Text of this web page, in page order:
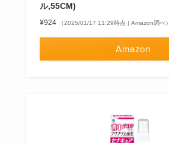
ル,55CM)
¥924 （2025/01/17 11:29時点 | Amazon調べ）
Amazon